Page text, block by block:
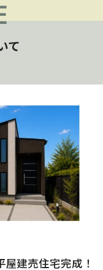
て
建売住宅完成！